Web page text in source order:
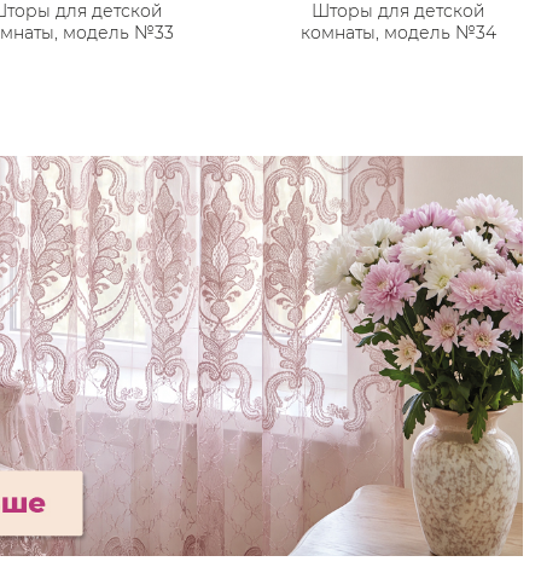
для детской
модель №33
Шторы для детской
комнаты, модель №34